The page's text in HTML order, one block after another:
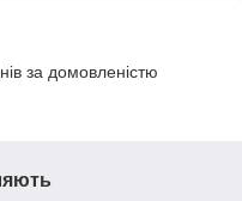
за домовленістю